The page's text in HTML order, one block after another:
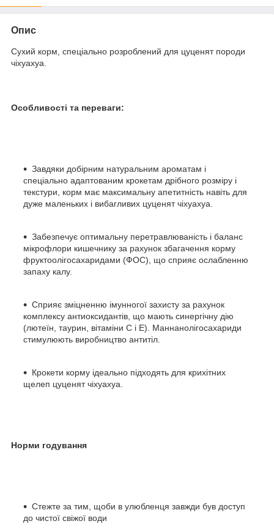
Опис
Сухий корм, спеціально розроблений для цуценят породи
чіхуахуа.
Особливості та переваги:
Завдяки добірним натуральним ароматам і
спеціально адаптованим крокетам дрібного розміру і
текстури, корм має максимальну апетитність навіть для
дуже маленьких і вибагливих цуценят чіхуахуа.
Забезпечує оптимальну перетравлюваність і баланс
мікрофлори кишечнику за рахунок збагачення корму
фруктоолігосахаридами (ФОС), що сприяє ослабленню
запаху калу.
Сприяє зміцненню імунногої захисту за рахунок
комплексу антиоксидантів, що мають синергічну дію
(лютеїн, таурин, вітаміни С і Е). Маннанолігосахариди
стимулюють виробництво антитіл.
Крокети корму ідеально підходять для крихітних
щелеп цуценят чіхуахуа.
Норми годування
Стежте за тим, щоби в улюбленця завжди був доступ
до чистої свіжої води